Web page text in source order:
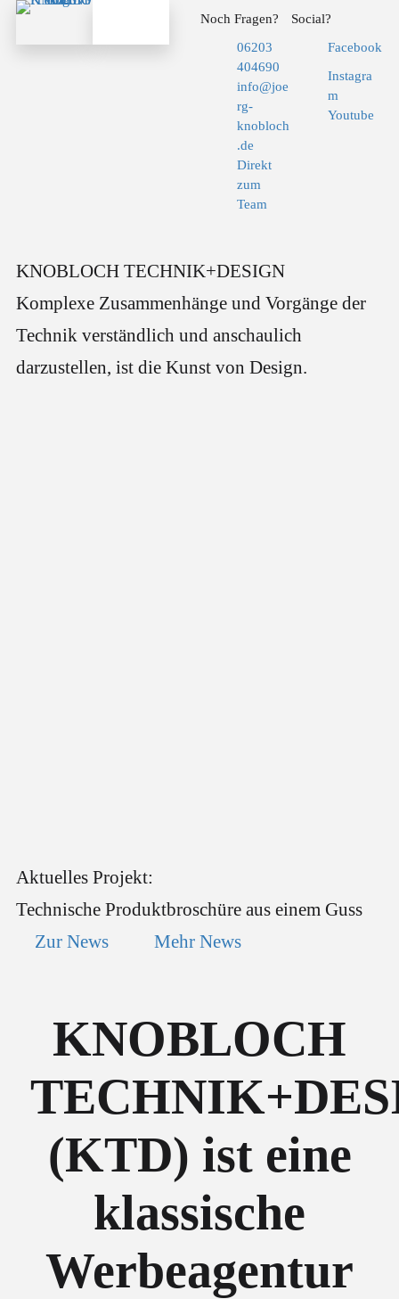
Noch Fragen?
06203
404690
info@joe
rg-
knobloch
.de
Direkt
zum
Team
Social?
Facebook
Instagra
m
Youtube
KNOBLOCH TECHNIK+DESIGN
Komplexe Zusammenhänge und Vorgänge der
Technik verständlich und anschaulich
darzustellen, ist die Kunst von Design.
Aktuelles Projekt:
Technische Produktbroschüre aus einem Guss
Zur News
Mehr News
KNOBLOCH
(KTD) ist eine
klassische
Werbeagentur